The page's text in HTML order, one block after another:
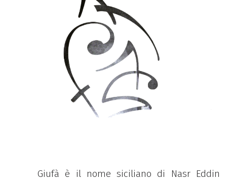
Giufà è il nome siciliano di Nasr Eddin